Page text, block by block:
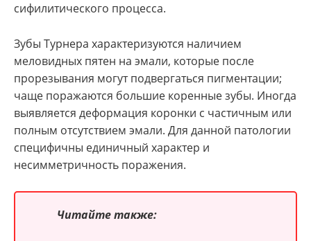
сифилитического процесса.
Зубы Турнера характеризуются наличием
меловидных пятен на эмали, которые после
прорезывания могут подвергаться пигментации;
чаще поражаются большие коренные зубы. Иногда
выявляется деформация коронки с частичным или
полным отсутствием эмали. Для данной патологии
специфичны единичный характер и
несимметричность поражения.
Читайте также: